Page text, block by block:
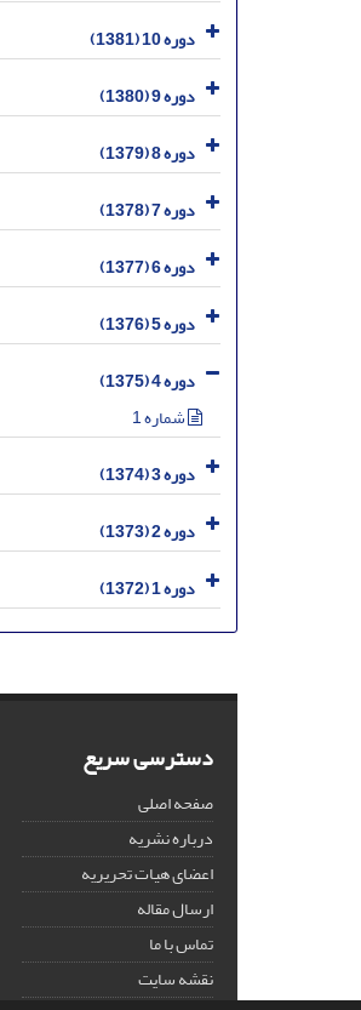
دوره 10 (1381)
دوره 9 (1380)
دوره 8 (1379)
دوره 7 (1378)
دوره 6 (1377)
دوره 5 (1376)
دوره 4 (1375)
شماره 1
دوره 3 (1374)
دوره 2 (1373)
دوره 1 (1372)
دسترسی سریع
صفحه اصلی
درباره نشریه
اعضای هیات تحریریه
ارسال مقاله
تماس با ما
نقشه سایت